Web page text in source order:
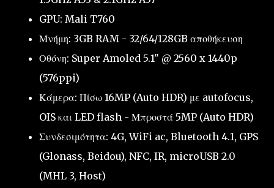
GPU: Mali T760
Μνήμη: 3GB RAM - 32/64/128GB αποθήκευση
Οθόνη: Super Amoled 5.1" @ 2560 x 1440p
(576ppi)
Κάμερα: Πίσω 16MP (Auto HDR) με autofocus,
OIS και LED flash - Μπροστά 5MP (Auto HDR)
Συνδεσιμότητα: 4G, WiFi ac, Bluetooth 4.1, GPS
(Glonass, Beidou), NFC, IR, microUSB 2.0
(MHL 3, Host)